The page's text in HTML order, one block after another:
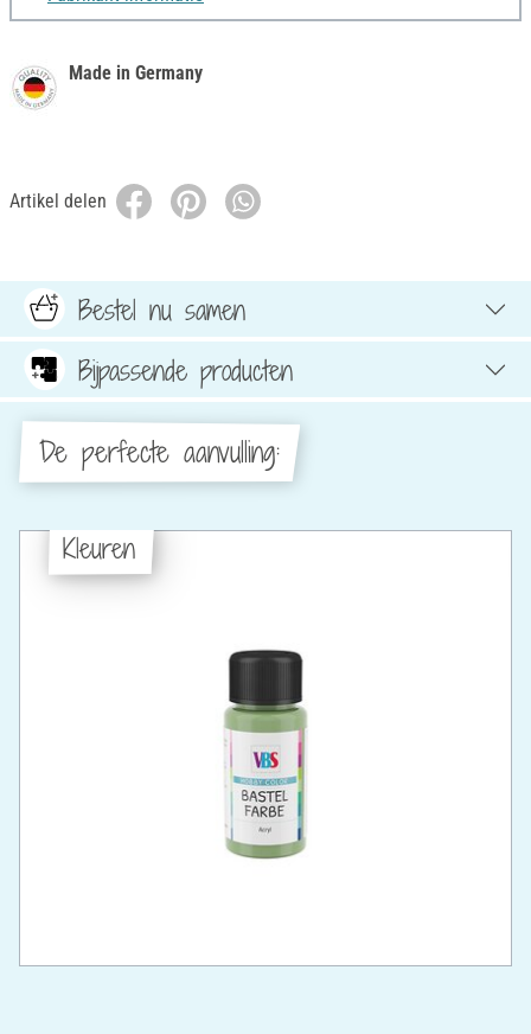
Made in Germany
Artikel delen
Bestel nu samen
Bijpassende producten
De perfecte aanvulling:
Kleuren